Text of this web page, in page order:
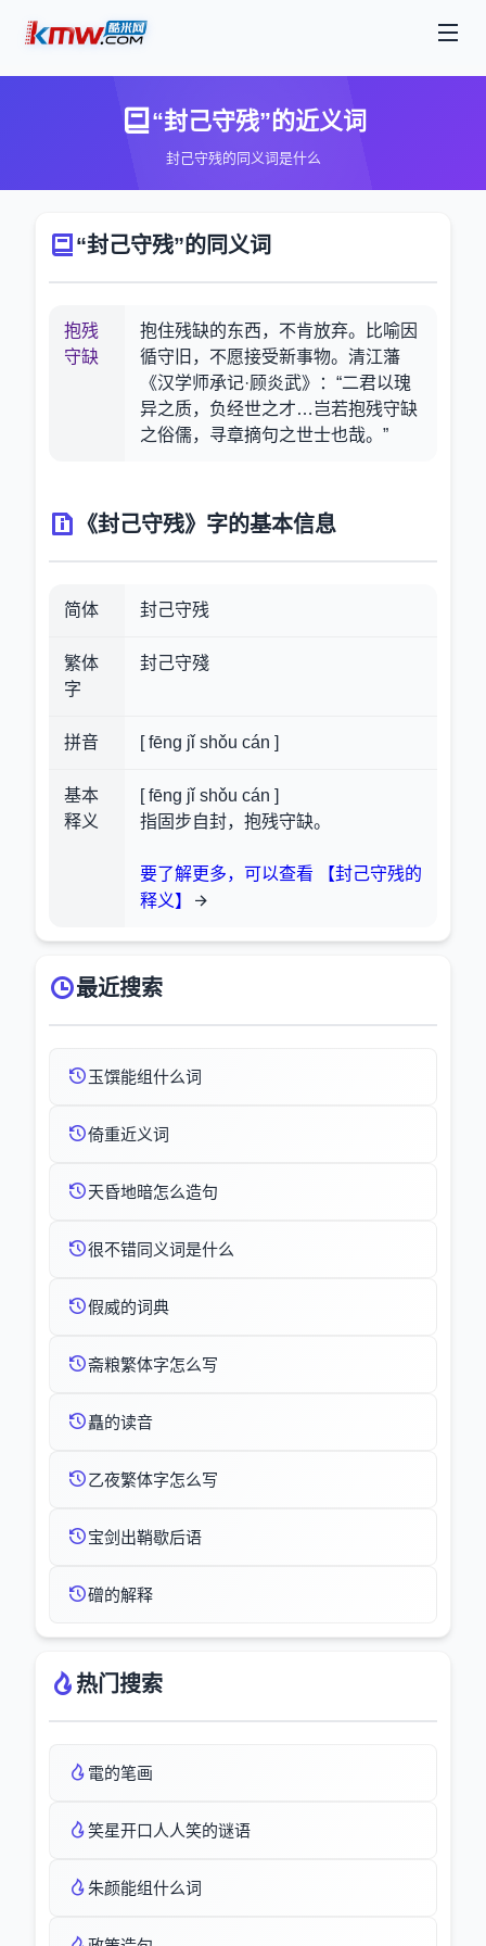
“封己守残”的近义词
封己守残的同义词是什么
“封己守残”的同义词
抱残
守缺
抱住残缺的东西，不肯放弃。比喻因
循守旧，不愿接受新事物。清江藩
《汉学师承记·顾炎武》：“二君以瑰
异之质，负经世之才…岂若抱残守缺
之俗儒，寻章摘句之世士也哉。”
《封己守残》字的基本信息
简体 封己守残
繁体
字
封己守殘
拼音 [ fēng jǐ shǒu cán ]
基本
释义
[ fēng jǐ shǒu cán ]
指固步自封，抱残守缺。
要了解更多，可以查看 【封己守残的
释义】
最近搜索
玉馔能组什么词
倚重近义词
天昏地暗怎么造句
很不错同义词是什么
假威的词典
斋粮繁体字怎么写
矗的读音
乙夜繁体字怎么写
宝剑出鞘歇后语
磳的解释
热门搜索
電的笔画
笑星开口人人笑的谜语
朱颜能组什么词